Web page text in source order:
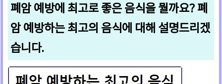
폐암 예방에 최고로 좋은 음식을 뭘까요? 폐
암 예방하는 최고의 음식에 대해 설명드리겠
습니다.